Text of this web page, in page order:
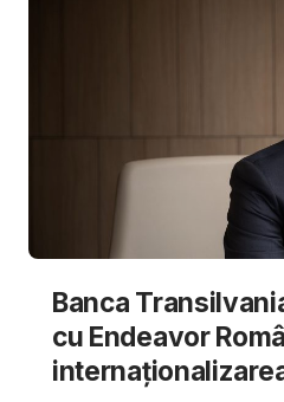
Banca
cu Endeavor